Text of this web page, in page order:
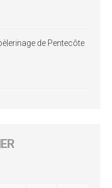
de Pentecôte